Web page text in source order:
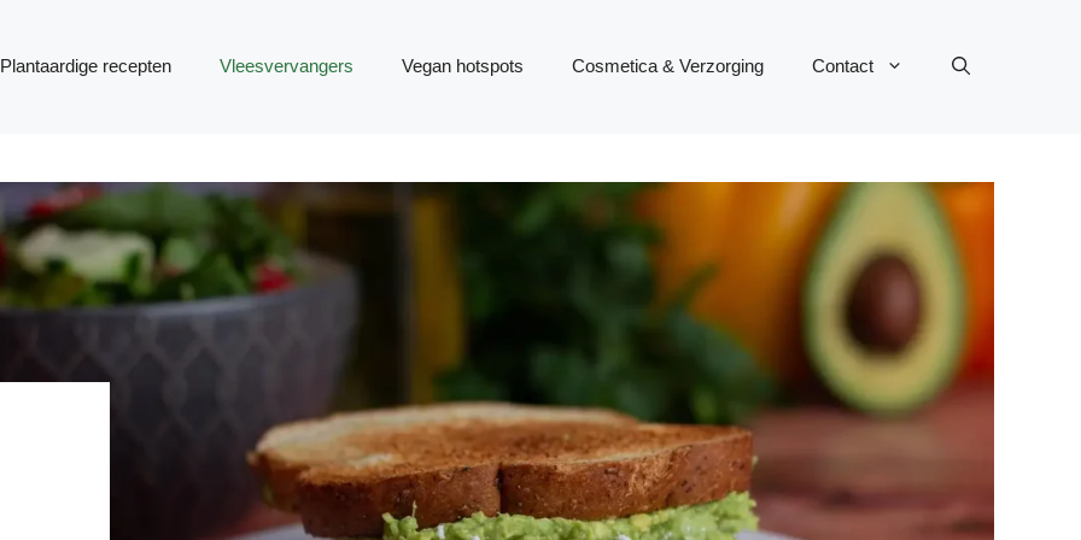
Plantaardige recepten Vleesvervangers Vegan hotspots Cosmetica & Verzorging Contact